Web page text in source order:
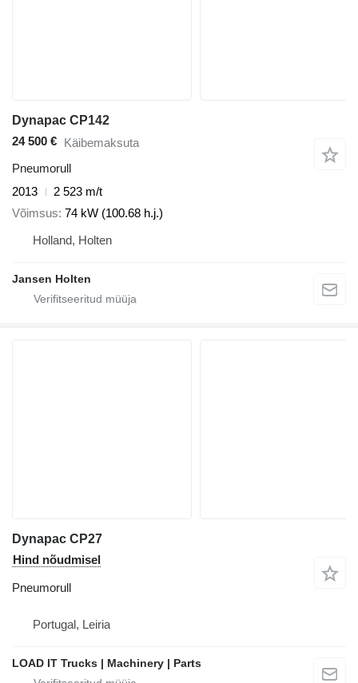
Dynapac CP142
24 500 € Käibemaksuta
Pneumorull
2013
2 523 m/t
Võimsus 74 kW (100.68 h.j.)
Holland, Holten
Jansen Holten
Dynapac CP27
Hind nõudmisel
Pneumorull
Portugal, Leiria
LOAD IT Trucks | Machinery | Parts